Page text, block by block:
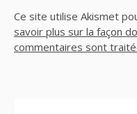
Ce site utilise Akismet
savoir plus sur la façon
commentaires sont